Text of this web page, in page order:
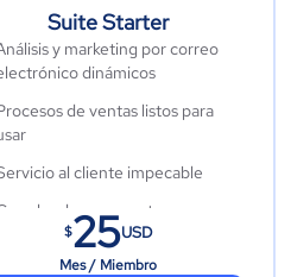
Suite Starter
y marketing por correo
dinámicos
de ventas listos para
al cliente impecable
de escaparates
$25USD
Mes / Miembro